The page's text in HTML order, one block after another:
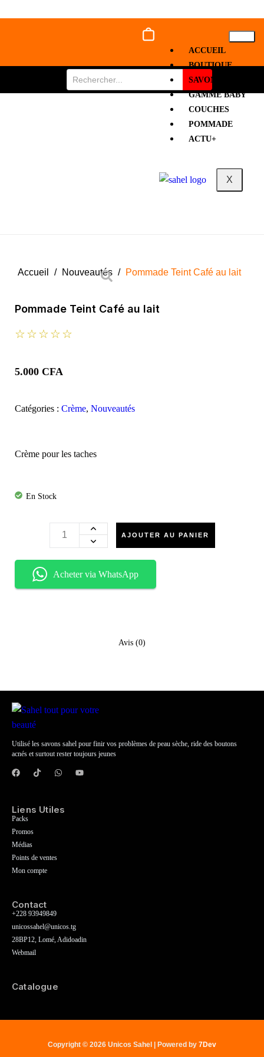
ACCUEIL
BOUTIQUE
SAVON
GAMME BABY
COUCHES
POMMADE
ACTU+
X
Accueil / Nouveautés / Pommade Teint Café au lait
Pommade Teint Café au lait
☆☆☆☆☆
5.000 CFA
Catégories : Crème, Nouveautés
Crème pour les taches
En Stock
AJOUTER AU PANIER
Acheter via WhatsApp
Avis (0)
Utilisé les savons sahel pour finir vos problèmes de peau sèche, ride des boutons
acnés et surtout rester toujours jeunes
Liens Utiles
Packs
Promos
Médias
Points de ventes
Mon compte
Contact
+228 93949849
unicossahel@unicos.tg
28BP12, Lomé, Adidoadin
Webmail
Catalogue
Copyright © 2026 Unicos Sahel | Powered by 7Dev